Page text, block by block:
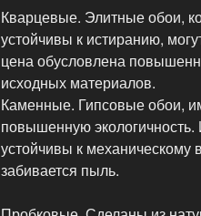
Кварцевые. Элитные обои,
устойчивы к истиранию,
цена обусловлена
исходных материалов.
Каменные. Гипсовые обои,
повышенную
устойчивы к
забивается пыль.